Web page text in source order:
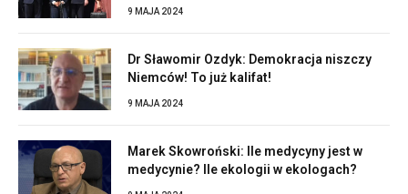
9 MAJA 2024
Dr Sławomir Ozdyk: Demokracja niszczy
Niemców! To już kalifat!
9 MAJA 2024
Marek Skowroński: Ile medycyny jest w
medycynie? Ile ekologii w ekologach?